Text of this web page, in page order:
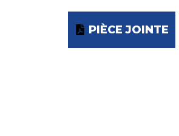
PIÈCE JOINTE